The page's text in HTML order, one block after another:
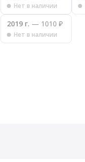
Нет в наличии
2019 г. — 1010 ₽
Нет в наличии